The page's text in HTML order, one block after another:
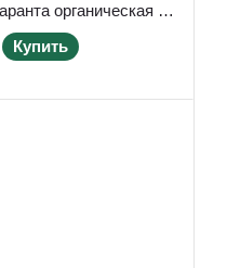
Крупа амаранта органическая без глютена 400 г ТМ Ahimsa
Купить